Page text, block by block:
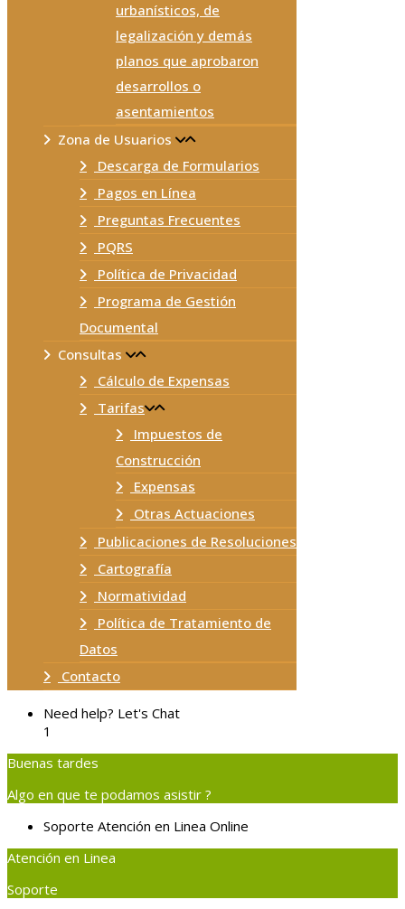
urbanísticos, de
legalización y demás
planos que aprobaron
desarrollos o
asentamientos
Zona de Usuarios
Descarga de Formularios
Pagos en Línea
Preguntas Frecuentes
PQRS
Política de Privacidad
Programa de Gestión
Documental
Consultas
Cálculo de Expensas
Tarifas
Impuestos de
Construcción
Expensas
Otras Actuaciones
Publicaciones de Resoluciones
Cartografía
Normatividad
Política de Tratamiento de
Datos
Contacto
Need help? Let's Chat
1
Buenas tardes
Algo en que te podamos asistir ?
Soporte Atención en Linea Online
Atención en Linea
Soporte